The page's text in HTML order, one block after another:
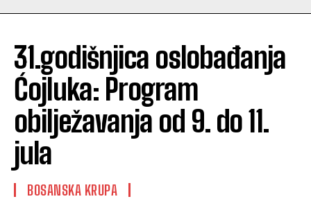
31.godišnjica oslobađanja
Ćojluka: Program
obilježavanja od 9. do 11.
jula
BOSANSKA KRUPA